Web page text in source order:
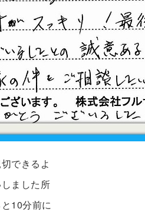
できるよ
ました所
10分前に